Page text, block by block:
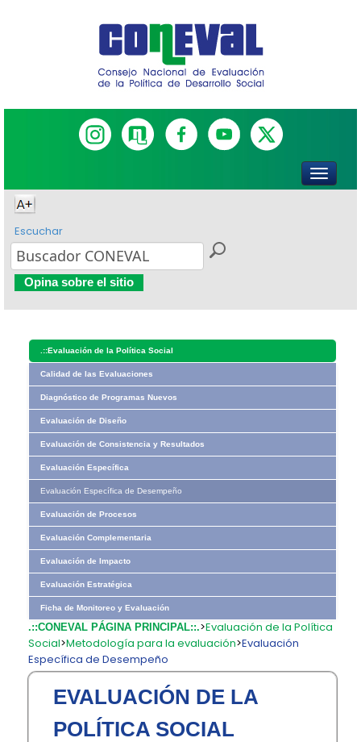
Escuchar
Opina sobre el sitio
.::Evaluación de la Política Social
Calidad de las Evaluaciones
Diagnóstico de Programas Nuevos
Evaluación de Diseño
Evaluación de Consistencia y Resultados
Evaluación Específica
Evaluación Específica de Desempeño
Evaluación de Procesos
Evaluación Complementaria
Evaluación de Impacto
Evaluación Estratégica
Ficha de Monitoreo y Evaluación
.::CONEVAL PÁGINA PRINCIPAL::.>Evaluación de la Política
Social>Metodología para la evaluación>Evaluación
Específica de Desempeño
EVALUACIÓN DE LA
POLÍTICA SOCIAL